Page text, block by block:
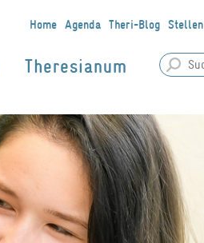
Home Agenda Theri-Blog Stellen
Theresianum